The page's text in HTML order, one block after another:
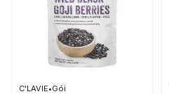
C'LAVIE•Gói